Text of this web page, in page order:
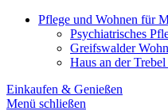
Pflege und Wohnen für
Psychiatrisches
Greifswalder
Haus an der
Einkaufen & Genießen
Menü schließen